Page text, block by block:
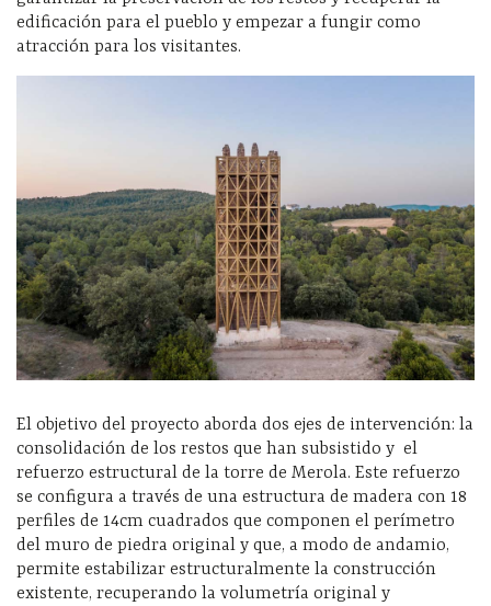
edificación para el pueblo y empezar a fungir como
atracción para los visitantes.
El objetivo del proyecto aborda dos ejes de intervención: la
consolidación de los restos que han subsistido y el
refuerzo estructural de la torre de Merola. Este refuerzo
se configura a través de una estructura de madera con 18
perfiles de 14cm cuadrados que componen el perímetro
del muro de piedra original y que, a modo de andamio,
permite estabilizar estructuralmente la construcción
existente, recuperando la volumetría original y